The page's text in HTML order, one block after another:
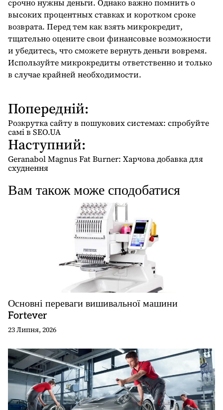
срочно нужны деньги. Однако важно помнить о
высоких процентных ставках и коротком сроке
возврата. Перед тем как взять микрокредит,
тщательно оцените свои финансовые возможности
и убедитесь, что сможете вернуть деньги вовремя.
Используйте микрокредиты ответственно и только
в случае крайней необходимости.
Н
а
в
і
г
а
ц
в
Попередній:
Розкрутка сайту в пошукових системах: спробуйте
самі в SEO.UA
Наступний:
Geranabol Magnus Fat Burner: Харчова добавка для
схуднення
Вам також може сподобатися
Основні переваги вишивальної машини
Fortever
23 Липня, 2026